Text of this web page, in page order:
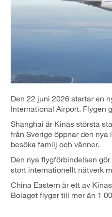
Den 22 juni 2026 startar en
International Airport. Flygen
Shanghai är Kinas största
från Sverige öppnar den
besöka familj och vänner.
Den nya flygförbindelsen
stort internationellt nätverk
China Eastern är ett av
Bolaget flyger till mer än 1